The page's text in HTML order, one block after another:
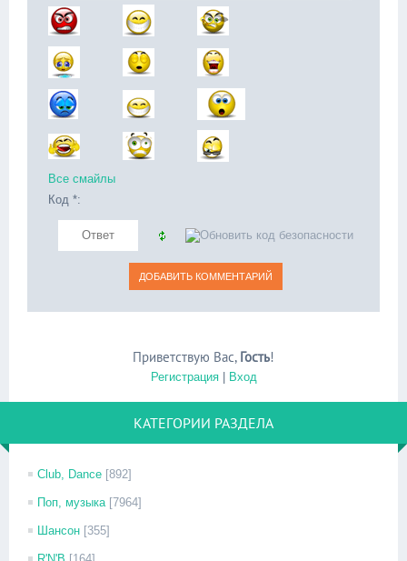
Все смайлы
Код *:
Приветствую Вас, Гость!
Регистрация| Вход
КАТЕГОРИИ РАЗДЕЛА
Club, Dance [892]
Поп, музыка [7964]
Шансон [355]